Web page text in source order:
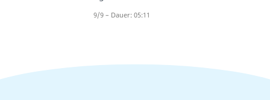
9/9 – Dauer: 05:11